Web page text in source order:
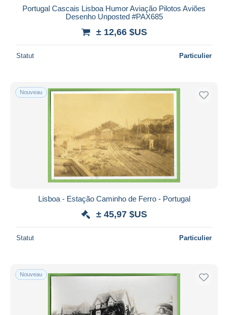
Portugal Cascais Lisboa Humor Aviação Pilotos Aviões
Desenho Unposted #PAX685
± 12,66 $US
Statut Particulier
Nouveau
Lisboa - Estação Caminho de Ferro - Portugal
± 45,97 $US
Statut Particulier
Nouveau